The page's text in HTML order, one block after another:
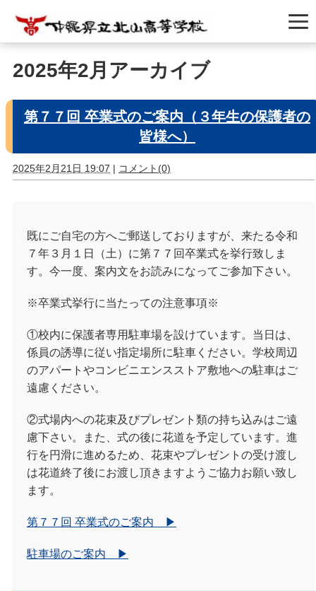
2025年2月アーカイブ
第７７回 卒業式のご案内（３年生の保護者の
皆様へ）
2025年2月21日 19:07 | コメント(0)
既にご自宅の方へご郵送しておりますが、来たる令和
７年３月１日（土）に第７７回卒業式を挙行致しま
す。今一度、案内文をお読みになってご参加下さい。
※卒業式挙行に当たっての注意事項※
①校内に保護者専用駐車場を設けています。当日は、
係員の誘導に従い指定場所に駐車ください。学校周辺
のアパートやコンビニエンスストア敷地への駐車はご
遠慮ください。
②式場内への花束及びプレゼント類の持ち込みはご遠
慮下さい。また、式の後に花道を予定しています。進
行を円滑に進めるため、花束やプレゼントの受け渡し
は花道終了後にお渡し頂きますようご協力お願い致し
ます。
第７７回 卒業式のご案内 ▶
駐車場のご案内 ▶